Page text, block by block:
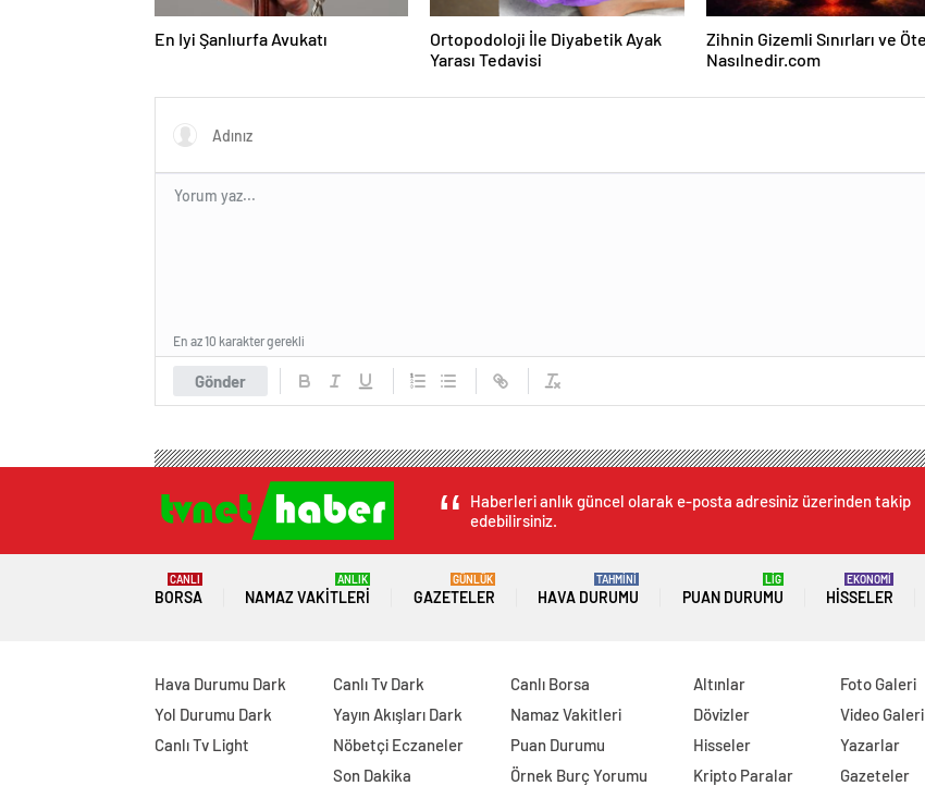
En Iyi Şanlıurfa Avukatı
Ortopodoloji İle Diyabetik Ayak
Yarası Tedavisi
Zihnin Gizemli Sınırları ve
Nasılnedir.com
Gönder
En az 10 karakter gerekli
Haberleri anlık güncel olarak e-posta adresiniz üzerinden takip
edebilirsiniz.
BORSA
CANLI
NAMAZ VAKITLERI
ANLIK
GAZETELER
GÜNLÜK
HAVA DURUMU
TAHMİNİ
PUAN DURUMU
LİG
HISSELER
EKONOMİ
Hava Durumu Dark
Yol Durumu Dark
Canlı Tv Light
Canlı Tv Dark
Yayın Akışları Dark
Nöbetçi Eczaneler
Son Dakika
Canlı Borsa
Namaz Vakitleri
Puan Durumu
Örnek Burç Yorumu
Altınlar
Dövizler
Hisseler
Kripto Paralar
Foto Galeri
Video Galeri
Yazarlar
Gazeteler